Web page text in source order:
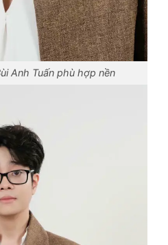
Anh Tuấn phù hợp nền